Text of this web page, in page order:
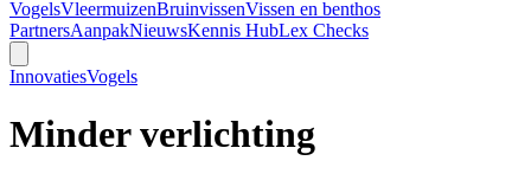
VogelsVleermuizenBruinvissenVissen en benthos
PartnersAanpakNieuwsKennis HubLex Checks
InnovatiesVogels
Minder verlichting